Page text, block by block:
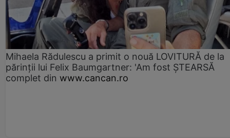
Mihaela Rădulescu a primit o nouă LOVITURĂ de la
părinții lui Felix Baumgartner: 'Am fost ȘTEARSĂ
complet din www.cancan.ro